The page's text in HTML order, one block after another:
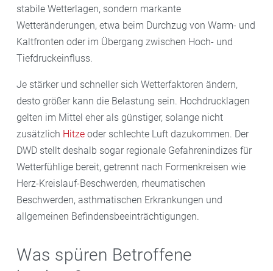
stabile Wetterlagen, sondern markante
Wetteränderungen, etwa beim Durchzug von Warm- und
Kaltfronten oder im Übergang zwischen Hoch- und
Tiefdruckeinfluss.
Je stärker und schneller sich Wetterfaktoren ändern,
desto größer kann die Belastung sein. Hochdrucklagen
gelten im Mittel eher als günstiger, solange nicht
zusätzlich Hitze oder schlechte Luft dazukommen. Der
DWD stellt deshalb sogar regionale Gefahrenindizes für
Wetterfühlige bereit, getrennt nach Formenkreisen wie
Herz-Kreislauf-Beschwerden, rheumatischen
Beschwerden, asthmatischen Erkrankungen und
allgemeinen Befindensbeeinträchtigungen.
Was spüren Betroffene